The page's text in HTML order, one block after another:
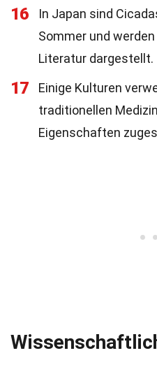
16
In Japan sind
Sommer und
Literatur dargestellt.
17
Einige Kulturen
traditionellen
Eigenschaften